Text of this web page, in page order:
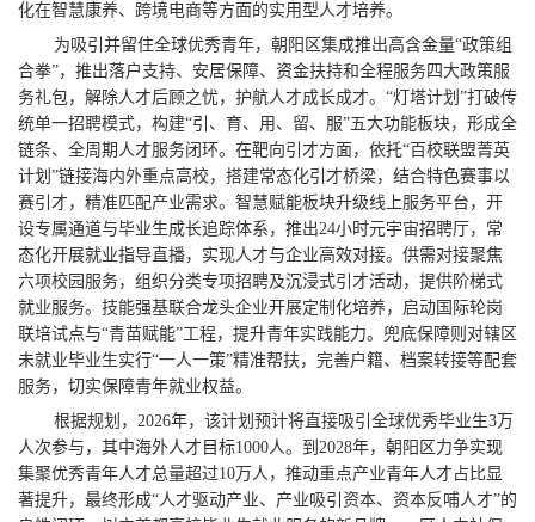
化在智慧康养、跨境电商等方面的实用型人才培养。
为吸引并留住全球优秀青年，朝阳区集成推出高含金量“政策组
合拳”，推出落户支持、安居保障、资金扶持和全程服务四大政策服
务礼包，解除人才后顾之忧，护航人才成长成才。“灯塔计划”打破传
统单一招聘模式，构建“引、育、用、留、服”五大功能板块，形成全
链条、全周期人才服务闭环。在靶向引才方面，依托“百校联盟菁英
计划”链接海内外重点高校，搭建常态化引才桥梁，结合特色赛事以
赛引才，精准匹配产业需求。智慧赋能板块升级线上服务平台，开
设专属通道与毕业生成长追踪体系，推出24小时元宇宙招聘厅，常
态化开展就业指导直播，实现人才与企业高效对接。供需对接聚焦
六项校园服务，组织分类专项招聘及沉浸式引才活动，提供阶梯式
就业服务。技能强基联合龙头企业开展定制化培养，启动国际轮岗
联培试点与“青苗赋能”工程，提升青年实践能力。兜底保障则对辖区
未就业毕业生实行“一人一策”精准帮扶，完善户籍、档案转接等配套
服务，切实保障青年就业权益。
根据规划，2026年，该计划预计将直接吸引全球优秀毕业生3万
人次参与，其中海外人才目标1000人。到2028年，朝阳区力争实现
集聚优秀青年人才总量超过10万人，推动重点产业青年人才占比显
著提升，最终形成“人才驱动产业、产业吸引资本、资本反哺人才”的